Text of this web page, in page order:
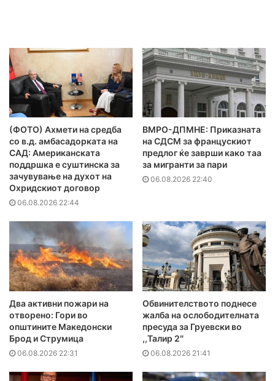
(ФОТО) Ахмети на средба
со в.д. амбасадорката на
САД: Американската
поддршка е суштинска за
зачувување на духот на
Охридскиот договор
06.08.2026 22:44
ВМРО-ДПМНЕ: Приказната
на СДСМ за францускиот
предлог ќе заврши како таа
за мигранти за пари
06.08.2026 22:40
Два активни пожари на
отворено: Гори во
општините Македонски
Брод и Струмица
06.08.2026 22:31
Обвинителството поднесе
жалба на ослободителната
пресуда за Груевски во
,,Талир 2″
06.08.2026 21:41